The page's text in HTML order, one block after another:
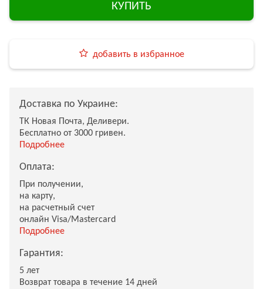
КУПИТЬ
добавить в избранное
Доставка по Украине:
ТК Новая Почта, Деливери.
Бесплатно от 3000 гривен.
Подробнее
Оплата:
При получении,
на карту,
на расчетный счет
онлайн Visa/Mastercard
Подробнее
Гарантия:
5 лет
Возврат товара в течение 14 дней